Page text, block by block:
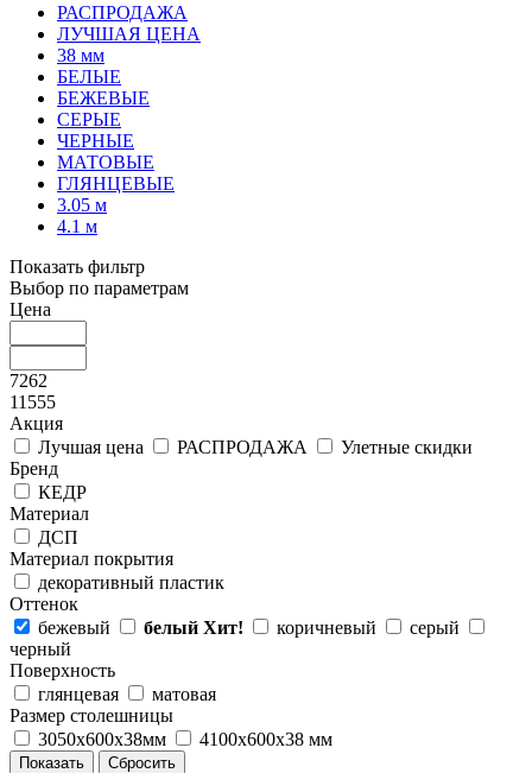
РАСПРОДАЖА
ЛУЧШАЯ ЦЕНА
38 мм
БЕЛЫЕ
БЕЖЕВЫЕ
СЕРЫЕ
ЧЕРНЫЕ
МАТОВЫЕ
ГЛЯНЦЕВЫЕ
3.05 м
4.1 м
Показать фильтр
Выбор по параметрам
Цена
7262
11555
Акция
Лучшая цена
РАСПРОДАЖА
Улетные скидки
Бренд
КЕДР
Материал
ДСП
Материал покрытия
декоративный пластик
Оттенок
бежевый
белый Хит! коричневый
серый
черный
Поверхность
глянцевая
матовая
Размер столешницы
3050х600х38мм
4100х600х38 мм